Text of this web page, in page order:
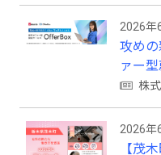
2026年
攻め
ァー
株
2026年
【茂